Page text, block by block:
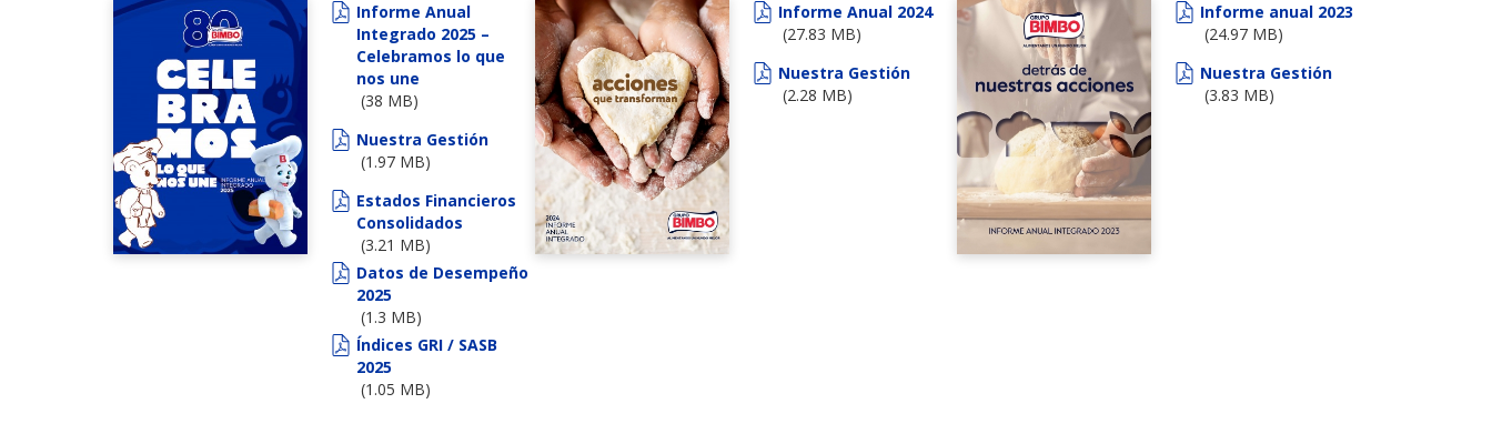
Informe Anual
Integrado 2025 –
Celebramos lo que
nos une
(38 MB)
Nuestra Gestión
(1.97 MB)
Estados Financieros
Consolidados
(3.21 MB)
Datos de Desempeño
2025
(1.3 MB)
Índices GRI / SASB
2025
(1.05 MB)
Informe Anual 2024
(27.83 MB)
Nuestra Gestión
(2.28 MB)
Informe anual 2023
(24.97 MB)
Nuestra Gestión
(3.83 MB)